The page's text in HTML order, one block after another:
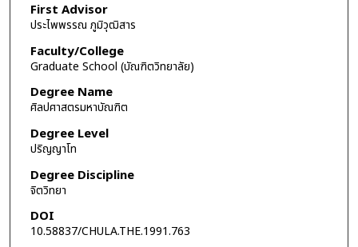
First Advisor
ประไพพรรณ ภูมิวุฒิสาร
Faculty/College
Graduate School (บัณฑิตวิทยาลัย)
Degree Name
ศิลปศาสตรมหาบัณฑิต
Degree Level
ปริญญาโท
Degree Discipline
จิตวิทยา
DOI
10.58837/CHULA.THE.1991.763